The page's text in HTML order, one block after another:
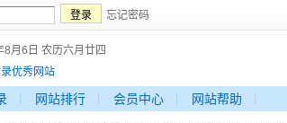
忘记密码
8月6日 农历六月廿四
优秀网站
网站排行 会员中心 网站帮助